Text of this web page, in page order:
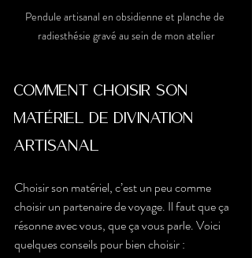
Pendule artisanal en obsidienne et planche de
radiesthésie gravé au sein de mon atelier
Comment choisir son
matériel de divination
artisanal ?
Choisir son matériel, c’est un peu comme
choisir un partenaire de voyage. Il faut que ça
résonne avec vous, que ça vous parle. Voici
quelques conseils pour bien choisir :